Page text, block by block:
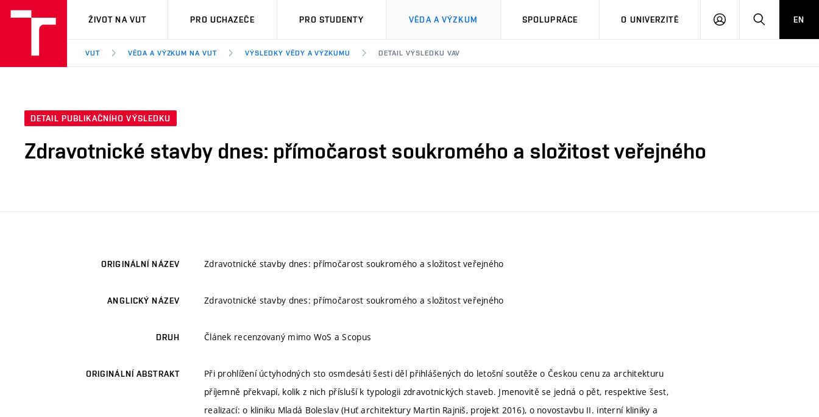
VUT
ŽIVOT NA VUT PRO UCHAZEČE PRO STUDENTY VĚDA A VÝZKUM SPOLUPRÁCE O UNIVERZITĚ
PŘIHLÁSIT HLEDATEN
VUT VĚDA A VÝZKUM NA VUT VÝSLEDKY VĚDY A VÝZKUMU DETAIL VÝSLEDKU VAV
DETAIL PUBLIKAČNÍHO VÝSLEDKU
Zdravotnické stavby dnes: přímočarost soukromého a složitost veřejného
ORIGINÁLNÍ NÁZEV Zdravotnické stavby dnes: přímočarost soukromého a složitost veřejného
ANGLICKÝ NÁZEV Zdravotnické stavby dnes: přímočarost soukromého a složitost veřejného
DRUH Článek recenzovaný mimo WoS a Scopus
ORIGINÁLNÍ ABSTRAKT
Při prohlížení úctyhodných sto osmdesáti šesti děl přihlášených do letošní soutěže o Českou cenu za architekturu
příjemně překvapí, kolik z nich přísluší k typologii zdravotnických staveb. Jmenovitě se jedná o pět, respektive šest,
realizací: o kliniku Mladá Boleslav (Huť architektury Martin Rajniš, projekt 2016), o novostavbu II. interní kliniky a